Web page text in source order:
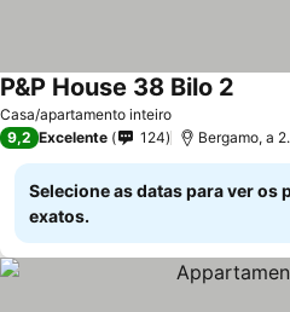
Casa/apartamento inteiro
P&P House 38 Bilo 2
9,2 Excelente 124 Bergamo, a
Selecione as datas para ver os
exatos.